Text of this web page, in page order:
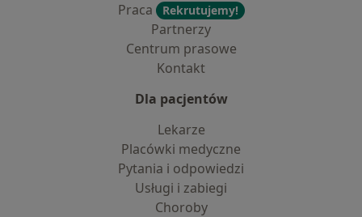
Praca
Rekrutujemy!
Partnerzy
Centrum prasowe
Kontakt
Dla pacjentów
Lekarze
Placówki medyczne
Pytania i odpowiedzi
Usługi i zabiegi
Choroby